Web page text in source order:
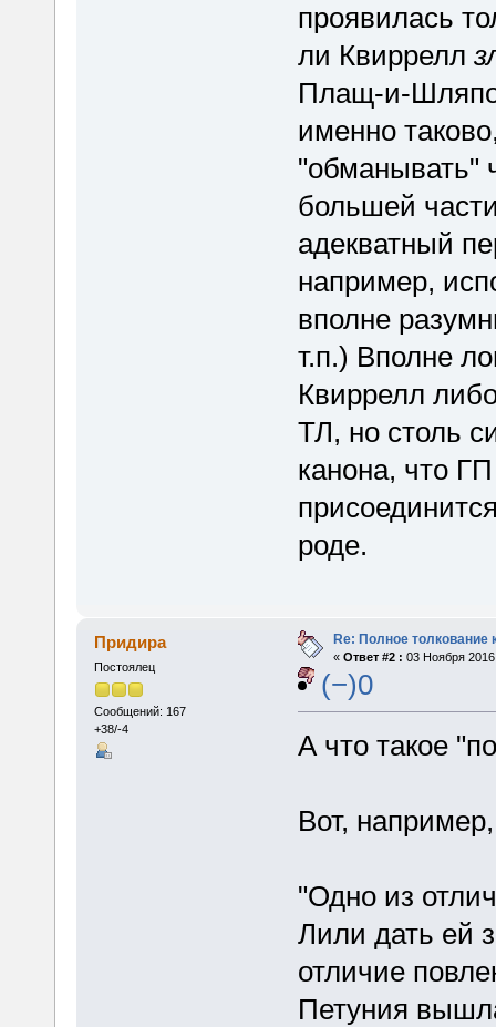
проявилась
ли Квиррелл
Плащ-и-
именно
"обманывать"
большей
адекватный
например,
вполне
т.п.) Вполне
Квиррелл
ТЛ, но столь
канона, что ГП
роде.
Придира
Постоялец
Сообщений: 167
+38/-4
Re: Полное толкование
« Ответ #2 : 03 Ноября
(−)0
А что такое
Вот,
"Одно из
Лили дать ей
отличие
Петуния